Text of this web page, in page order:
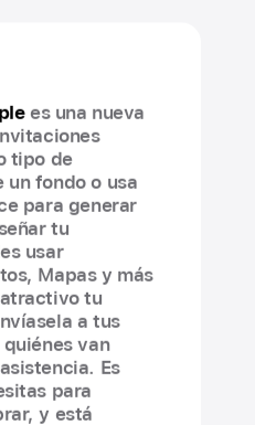
es una nueva
tipo de
un fondo o usa
para generar
tu
usar
Mapas y más
tu
a tus
van
Es
para
y está